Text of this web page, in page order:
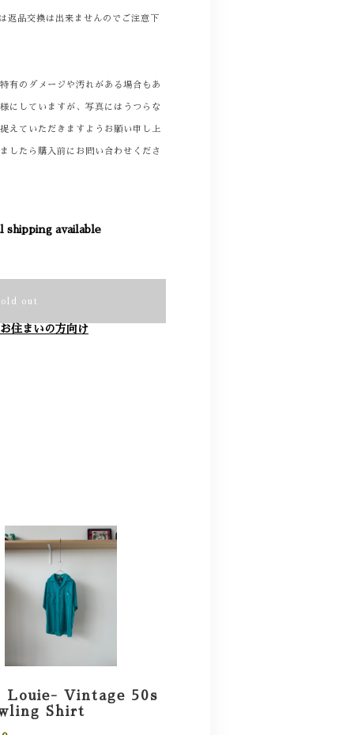
品交換は出来ませんのでご注意下
有のダメージや汚れがある場合もあ
にしていますが、写真にはうつらな
えていただきますようお願い申し上
したら購入前にお問い合わせくださ
available
out
住まいの方向け
Louie- Vintage 50s
Shirt